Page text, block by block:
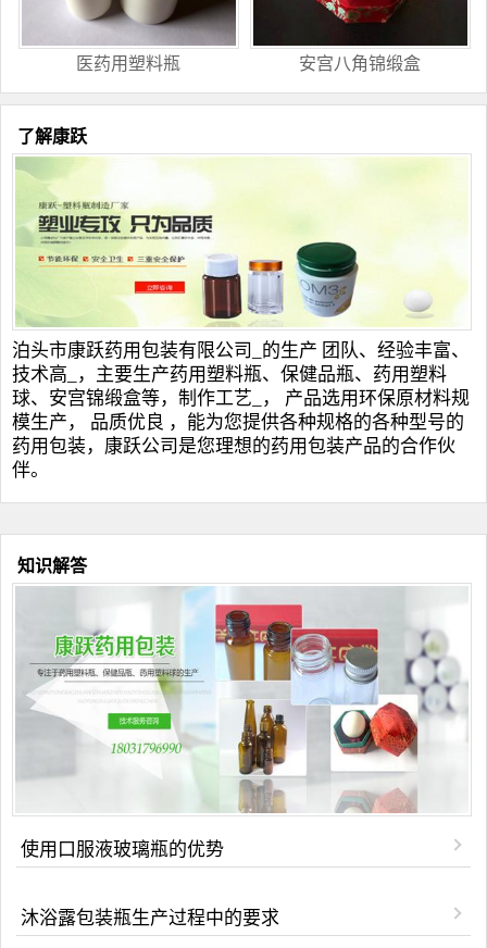
医药用塑料瓶 安宫八角锦缎盒
了解康跃
泊头市康跃药用包装有限公司_的生产 团队、经验丰富、
技术高_，主要生产药用塑料瓶、 保健品瓶、 药用塑料
球、安宫锦缎盒等，制作工艺_， 产品选用环保原材料规
模生产， 品质优良 ，能为您提供各种规格的各种型号的
药用包装，康跃公司是您理想的药用包装产品的合作伙
伴。
知识解答
使用口服液玻璃瓶的优势
沐浴露包装瓶生产过程中的要求